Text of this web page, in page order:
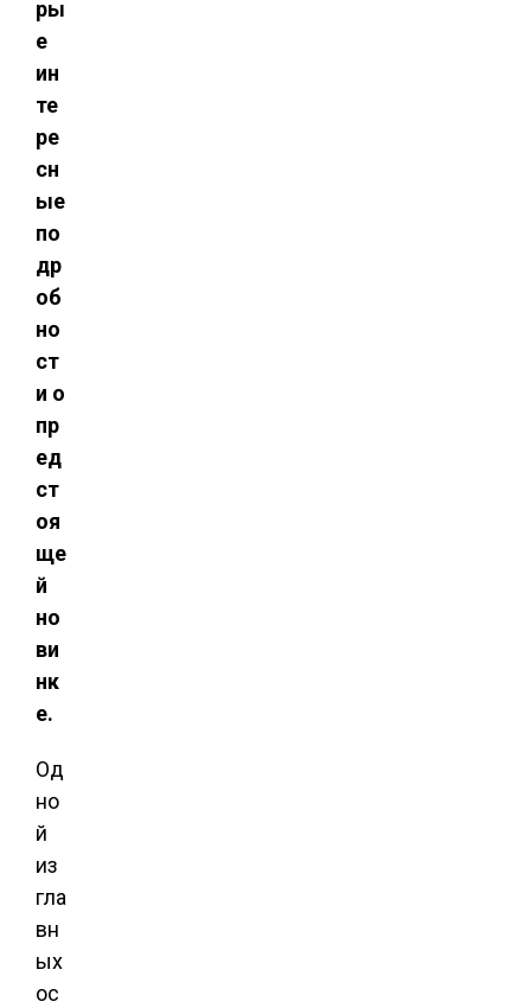
ры
е
ин
те
ре
сн
ые
по
др
об
но
ст
и о
пр
ед
ст
оя
ще
й
но
ви
нк
е.
Од
но
й
из
гла
вн
ых
ос